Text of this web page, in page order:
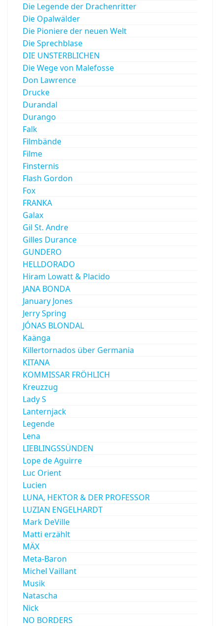
Die Legende der Drachenritter
Die Opalwälder
Die Pioniere der neuen Welt
Die Sprechblase
DIE UNSTERBLICHEN
Die Wege von Malefosse
Don Lawrence
Drucke
Durandal
Durango
Falk
Filmbände
Filme
Finsternis
Flash Gordon
Fox
FRANKA
Galax
Gil St. Andre
Gilles Durance
GUNDERO
HELLDORADO
Hiram Lowatt & Placido
JANA BONDA
January Jones
Jerry Spring
JÓNAS BLONDAL
Kaänga
Killertornados über Germania
KITANA
KOMMISSAR FRÖHLICH
Kreuzzug
Lady S
Lanternjack
Legende
Lena
LIEBLINGSSÜNDEN
Lope de Aguirre
Luc Orient
Lucien
LUNA, HEKTOR & DER PROFESSOR
LUZIAN ENGELHARDT
Mark DeVille
Matti erzählt
MÄX
Meta-Baron
Michel Vaillant
Musik
Natascha
Nick
NO BORDERS